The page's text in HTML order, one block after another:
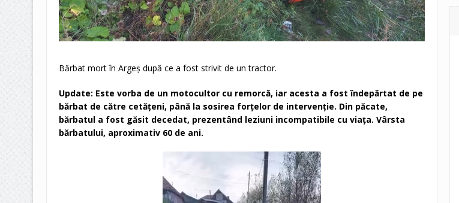
Bărbat mort în Argeș după ce a fost strivit de un tractor.
Update: Este vorba de un motocultor cu remorcă, iar acesta a fost îndepărtat de pe
bărbat de către cetățeni, până la sosirea forțelor de intervenție. Din păcate,
bărbatul a fost găsit decedat, prezentând leziuni incompatibile cu viața. Vârsta
bărbatului, aproximativ 60 de ani.